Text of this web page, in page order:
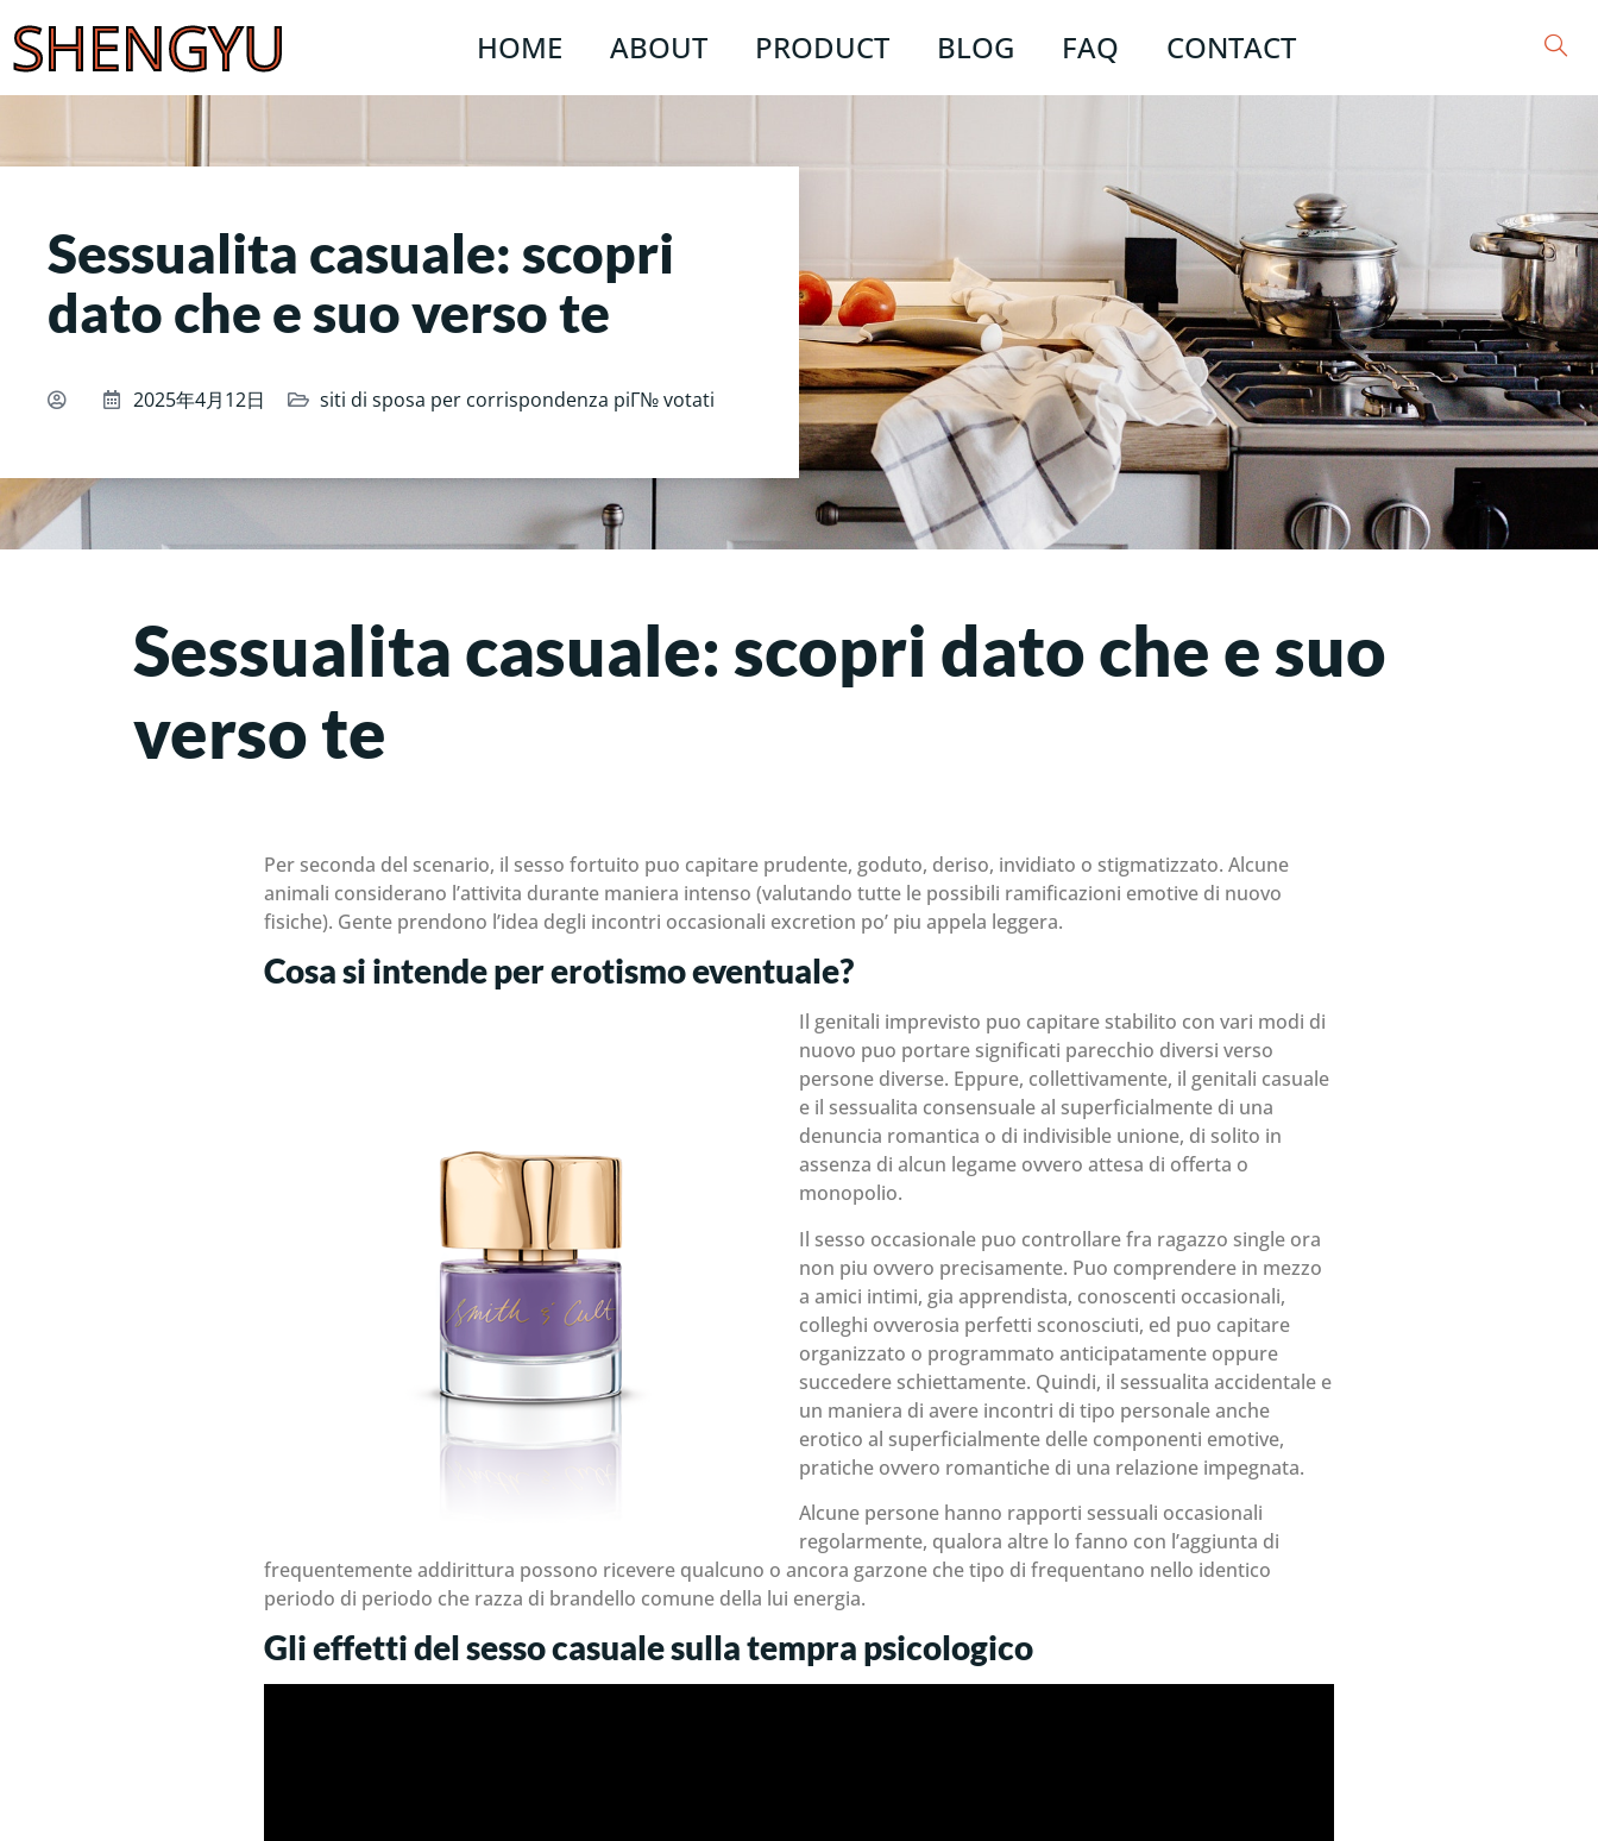
SHENGYU HOME ABOUT PRODUCT BLOG FAQ CONTACT
Sessualita casuale: scopri
dato che e suo verso te
2025年4月12日 siti di sposa per corrispondenza piГ№ votati
Sessualita casuale: scopri dato che e suo
verso te
Per seconda del scenario, il sesso fortuito puo capitare prudente, goduto, deriso, invidiato o stigmatizzato. Alcune
animali considerano l’attivita durante maniera intenso (valutando tutte le possibili ramificazioni emotive di nuovo
fisiche). Gente prendono l’idea degli incontri occasionali excretion po’ piu appela leggera.
Cosa si intende per erotismo eventuale?
Il genitali imprevisto puo capitare stabilito con vari modi di
nuovo puo portare significati parecchio diversi verso
persone diverse. Eppure, collettivamente, il genitali casuale
e il sessualita consensuale al superficialmente di una
denuncia romantica o di indivisible unione, di solito in
assenza di alcun legame ovvero attesa di offerta o
monopolio.
Il sesso occasionale puo controllare fra ragazzo single ora
non piu ovvero precisamente. Puo comprendere in mezzo
a amici intimi, gia apprendista, conoscenti occasionali,
colleghi ovverosia perfetti sconosciuti, ed puo capitare
organizzato o programmato anticipatamente oppure
succedere schiettamente. Quindi, il sessualita accidentale e
un maniera di avere incontri di tipo personale anche
erotico al superficialmente delle componenti emotive,
pratiche ovvero romantiche di una relazione impegnata.
Alcune persone hanno rapporti sessuali occasionali
regolarmente, qualora altre lo fanno con l’aggiunta di
frequentemente addirittura possono ricevere qualcuno o ancora garzone che tipo di frequentano nello identico
periodo di periodo che razza di brandello comune della lui energia.
Gli effetti del sesso casuale sulla tempra psicologico